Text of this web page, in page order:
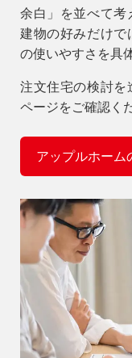
余白」を並べて考
建物の好みだけで
の使いやすさを具
注文住宅の検討を
ページをご確認く
アップルホーム